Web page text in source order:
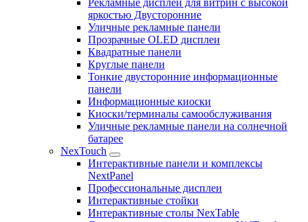
яркостью Двусторонние
Уличные рекламные панели
Прозрачные OLED дисплеи
Квадратные панели
Круглые панели
Тонкие двусторонние информационные
панели
Информационные киоски
Киоски/терминалы самообслуживания
Уличные рекламные панели на солнечной
батарее
NexTouch
Интерактивные панели и комплексы
NextPanel
Профессиональные дисплеи
Интерактивные стойки
Интерактивные столы NexTable